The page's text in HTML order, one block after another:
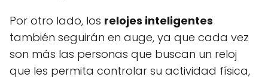
Por otro lado, los relojes inteligentes
también seguirán en auge, ya que cada vez
son más las personas que buscan un reloj
que les permita controlar su actividad física,